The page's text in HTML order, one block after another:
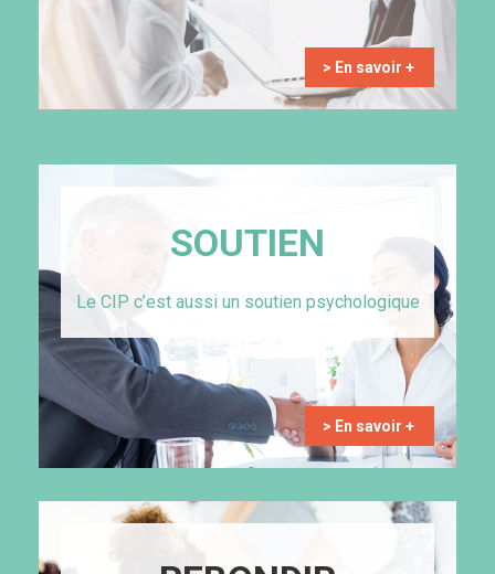
> En savoir +
SOUTIEN
Le CIP c’est aussi un soutien psychologique
> En savoir +